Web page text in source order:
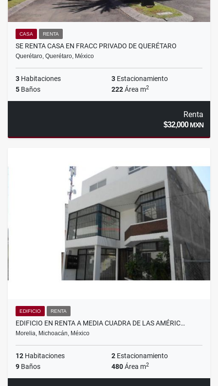
CASA RENTA
SE RENTA CASA EN FRACC PRIVADO DE QUERÉTARO
Querétaro, Querétaro, México
3 Habitaciones 3 Estacionamiento
5 Baños 222Área m2
Renta
$32,000MXN
EDIFICIO RENTA
EDIFICIO EN RENTA A MEDIA CUADRA DE LAS AMÉRIC…
Morelia, Michoacán, México
12 Habitaciones 2 Estacionamiento
9 Baños 480Área m2